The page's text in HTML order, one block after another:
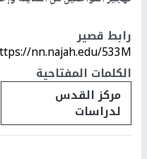
رابط قصير
nn.najah.edu/533M/
الكلمات المفتاحية
مركز القدس
لدراسات